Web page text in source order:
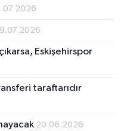
Eskişehirspor
taraftarıdır
20.06.2026